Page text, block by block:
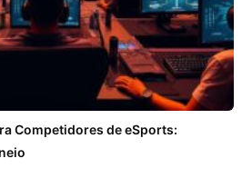
Competidores de eSports: